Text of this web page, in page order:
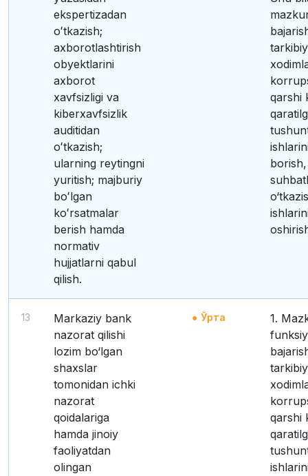
ekspertizadan
oʻtkazish;
axborotlashtirish
obyektlarini
axborot
xavfsizligi va
kiberxavfsizlik
auditidan
oʻtkazish;
ularning reytingni
yuritish; majburiy
boʻlgan
koʻrsatmalar
berish hamda
normativ
hujjatlarni qabul
qilish.
qarshi
13
Markaziy bank
nazorat qilishi
lozim bo‘lgan
shaxslar
tomonidan ichki
nazorat
qoidalariga
hamda jinoiy
faoliyatdan
olingan
Ўрта
1. Mazkur
qarshi